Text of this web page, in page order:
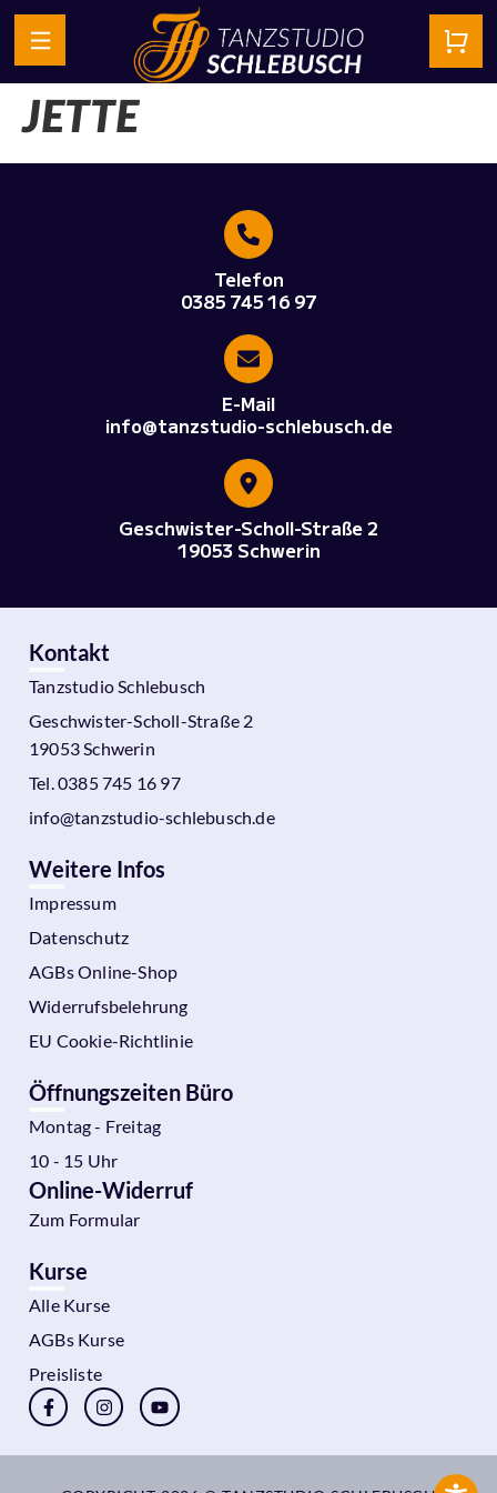
JETTE
Telefon
0385 745 16 97
E-Mail
info@tanzstudio-schlebusch.de
Geschwister-Scholl-Straße 2
19053 Schwerin
Kontakt
Tanzstudio Schlebusch
Geschwister-Scholl-Straße 2
19053 Schwerin
Tel. 0385 745 16 97
info@tanzstudio-schlebusch.de
Weitere Infos
Impressum
Datenschutz
AGBs Online-Shop
Widerrufsbelehrung
EU Cookie-Richtlinie
Öffnungszeiten Büro
Montag - Freitag
10 - 15 Uhr
Online-Widerruf
Zum Formular
Kurse
Alle Kurse
AGBs Kurse
Preisliste